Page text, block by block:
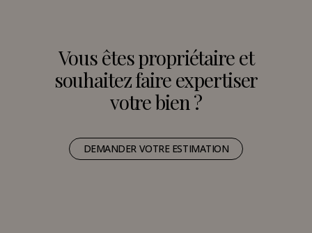
Vous êtes propriétaire et
souhaitez faire expertiser
votre bien ?
DEMANDER VOTRE ESTIMATION